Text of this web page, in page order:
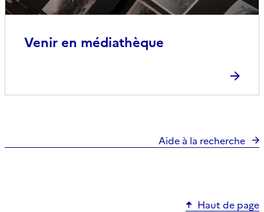
Venir en médiathèque
Aide à la recherche
Haut de page